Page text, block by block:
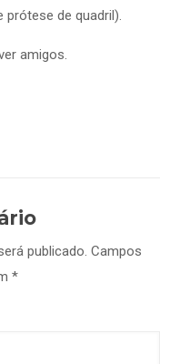
prótese de quadril).
amigos.
publicado. Campos
*